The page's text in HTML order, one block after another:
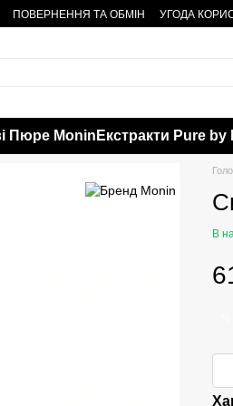
ПОВЕРНЕННЯ ТА ОБМІН УГОДА
Пюре Monin Екстракти Pure by
В